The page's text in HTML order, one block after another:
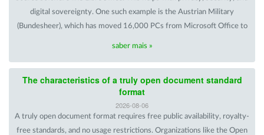
digital sovereignty. One such example is the Austrian Military
(Bundesheer), which has moved 16,000 PCs from Microsoft Office to
saber mais »
The characteristics of a truly open document standard
format
2026-08-06
A truly open document format requires free public availability, royalty-
free standards, and no usage restrictions. Organizations like the Open